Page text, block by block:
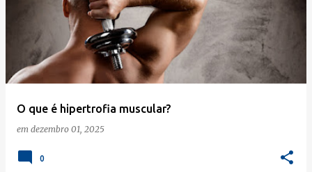
O que é hipertrofia muscular?
em dezembro 01, 2025
0